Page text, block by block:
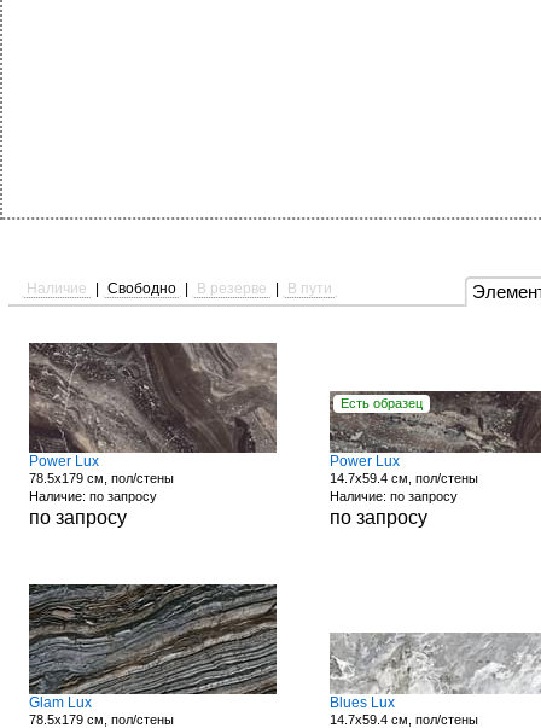
Наличие Свободно В резерве В пути
Power Lux
78.5x179 см, пол/стены
Наличие: по запросу
по запросу
Есть образец
Power Lux
14.7x59.4 см, пол/стены
Наличие: по запросу
по запросу
Glam Lux
78.5x179 см, пол/стены
Blues Lux
14.7x59.4 см, пол/стены